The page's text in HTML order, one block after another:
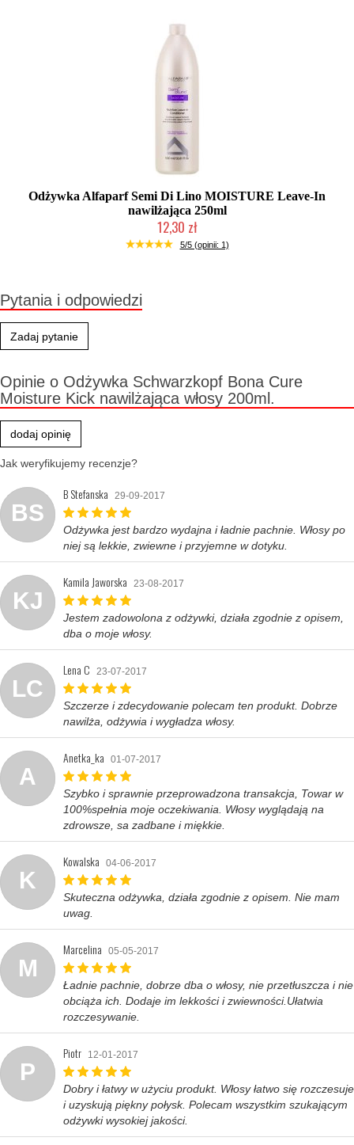
Odżywka Alfaparf Semi Di Lino MOISTURE Leave-In
nawilżająca 250ml
12,30 zł
Produkt wycofany
5/5 (opinii: 1)
Pytania i odpowiedzi
Zadaj pytanie
Opinie o Odżywka Schwarzkopf Bona Cure
Moisture Kick nawilżająca włosy 200ml.
dodaj opinię
Jak weryfikujemy recenzje?
BS
B Stefanska 29-09-2017
Odżywka jest bardzo wydajna i ładnie pachnie. Włosy po
niej są lekkie, zwiewne i przyjemne w dotyku.
KJ
Kamila Jaworska 23-08-2017
Jestem zadowolona z odżywki, działa zgodnie z opisem,
dba o moje włosy.
LC
Lena C 23-07-2017
Szczerze i zdecydowanie polecam ten produkt. Dobrze
nawilża, odżywia i wygładza włosy.
A
Anetka_ka 01-07-2017
Szybko i sprawnie przeprowadzona transakcja, Towar w
100%spełnia moje oczekiwania. Włosy wyglądają na
zdrowsze, sa zadbane i miękkie.
K
Kowalska 04-06-2017
Skuteczna odżywka, działa zgodnie z opisem. Nie mam
uwag.
M
Marcelina 05-05-2017
Ładnie pachnie, dobrze dba o włosy, nie przetłuszcza i nie
obciąża ich. Dodaje im lekkości i zwiewności.Ułatwia
rozczesywanie.
P
Piotr 12-01-2017
Dobry i łatwy w użyciu produkt. Włosy łatwo się rozczesuje
i uzyskują piękny połysk. Polecam wszystkim szukającym
odżywki wysokiej jakości.